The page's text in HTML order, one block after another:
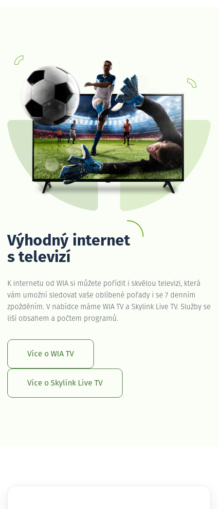
Výhodný internet
s televizí
K internetu od WIA si můžete pořídit i skvělou televizi, která
vám umožní sledovat vaše oblíbené pořady i se 7 denním
zpožděním. V nabídce máme WIA TV a Skylink Live TV. Služby se
liší obsahem a počtem programů.
Více o WIA TV
Více o Skylink Live TV